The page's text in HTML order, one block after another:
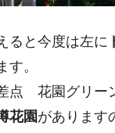
ると今度は左に
す。
点 花園グリー
花園があります